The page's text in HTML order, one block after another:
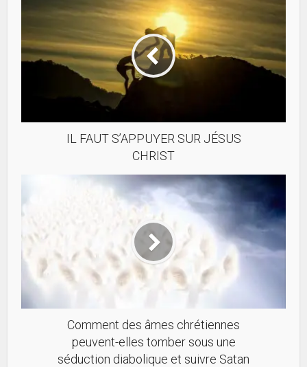
IL FAUT S’APPUYER SUR JÉSUS
CHRIST
Comment des âmes chrétiennes
peuvent-elles tomber sous une
séduction diabolique et suivre Satan